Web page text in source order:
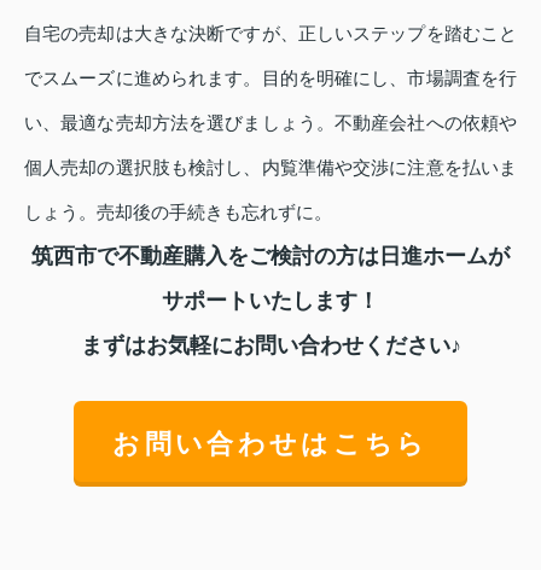
自宅の売却は大きな決断ですが、正しいステップを踏むこと
でスムーズに進められます。目的を明確にし、市場調査を行
い、最適な売却方法を選びましょう。不動産会社への依頼や
個人売却の選択肢も検討し、内覧準備や交渉に注意を払いま
しょう。売却後の手続きも忘れずに。
筑西市で不動産購入をご検討の方は日進ホームが
サポートいたします！
まずはお気軽にお問い合わせください♪
お問い合わせはこちら